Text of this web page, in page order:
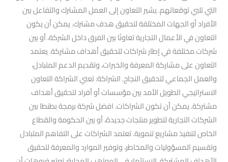
التي تلبي توقعاتهم. يشير التعاون إلى العمل المشترك والتفاعل بين
الأفراد أو الجهات المختلفة لتحقيق هدف مشترك. يمكن أن يكون
التعاون في الأعمال التجارية تعاونًا بين الفرق داخل الشركة، أو بين
شركات مختلفة في إطار شراكات لتحقيق أهداف مشتركة. يعتمد
التعاون على مشاركة المعرفة والخبرات، وتقديم الدعم المتبادل،
والعمل الجماعي لتحقيق النجاح. الشراكة: تعني الشراكة التعاون
الاستراتيجي الطويل الأمد بين مؤسسات أو أفراد لتحقيق أهداف
مشتركة. يمكن أن تكون الشراكات. افضل شركة برمجة بطنطا بين
الشركات التجارية لتطوير منتجات جديدة، أو بين الحكومة والقطاع
الخاص لتنفيذ مشاريع تنموية. تعتمد الشراكات على التفاهم المتبادل
وتقسيم المسؤوليات والمخاطر، وتوفير الموارد والمعرفة لتحقيق